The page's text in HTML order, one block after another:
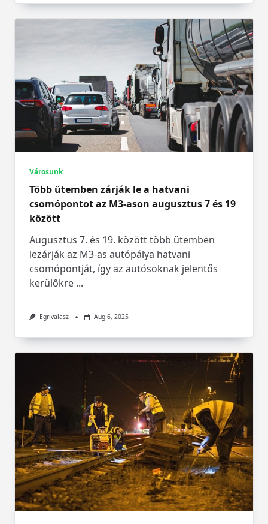
Városunk
Több ütemben zárják le a hatvani
csomópontot az M3-ason augusztus 7 és 19
között
Augusztus 7. és 19. között több ütemben
lezárják az M3-as autópálya hatvani
csomópontját, így az autósoknak jelentős
kerülőkre ...
Egrivalasz Aug 6, 2025